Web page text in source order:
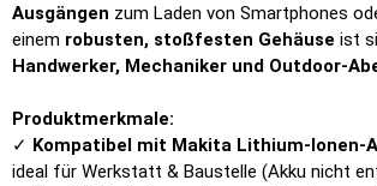
Ausgängen zum Laden von Smartphones
einem robusten, stoßfesten Gehäuse ist
Handwerker, Mechaniker und Outdoor-
Produktmerkmale:
✓ Kompatibel mit Makita Lithium-Ionen-
ideal für Werkstatt & Baustelle (Akku nicht